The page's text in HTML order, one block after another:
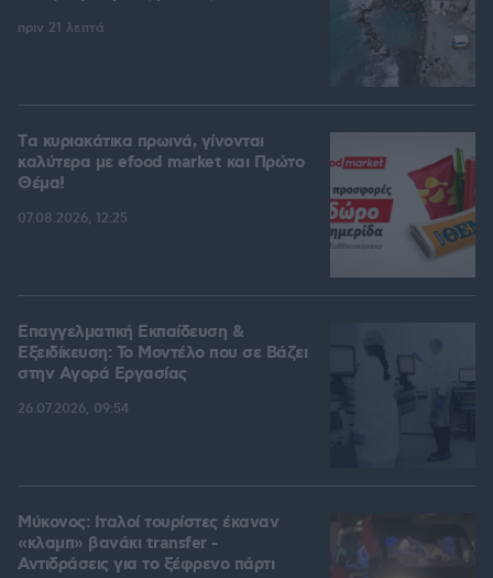
πριν 21 λεπτά
Tα κυριακάτικα πρωινά, γίνονται
καλύτερα με efood market και Πρώτο
Θέμα!
07.08.2026, 12:25
Επαγγελματική Εκπαίδευση &
Εξειδίκευση: Το Mοντέλο που σε Bάζει
στην Aγορά Eργασίας
26.07.2026, 09:54
Μύκονος: Ιταλοί τουρίστες έκαναν
«κλαμπ» βανάκι transfer -
Αντιδράσεις για το ξέφρενο πάρτι